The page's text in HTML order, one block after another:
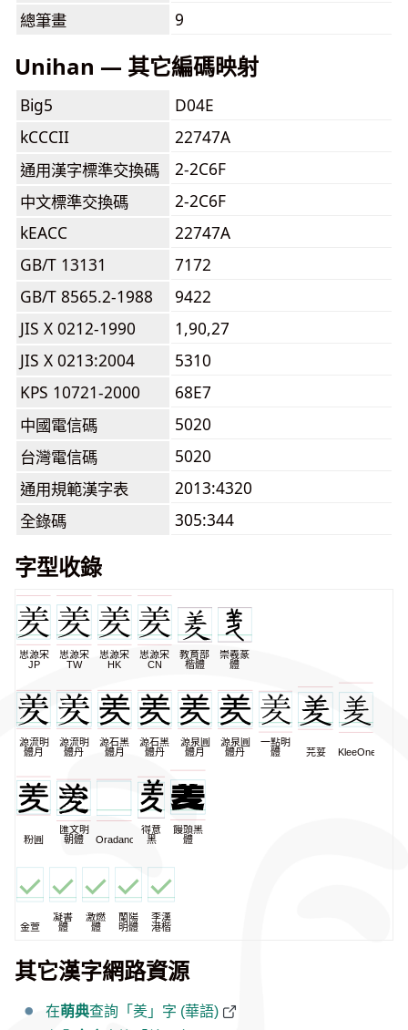
總筆畫
9
Unihan — 其它編碼映射
Big5
D04E
kCCCII
22747A
通用漢字標準交換碼
2-2C6F
中文標準交換碼
2-2C6F
kEACC
22747A
GB/T 13131
7172
GB/T 8565.2-1988
9422
JIS X 0212-1990
1,90,27
JIS X 0213:2004
5310
KPS 10721-2000
68E7
中國電信碼
5020
台灣電信碼
5020
通用規範漢字表
2013:4320
全錄碼
305:344
字型收錄
思源宋
JP
思源宋
TW
思源宋
HK
思源宋
CN
教育部
楷體
崇羲篆
體
源流明
體月
源流明
體丹
源石黑
體月
源石黑
體丹
源泉圓
體月
源泉圓
體丹
一點明
體
芫荽 KleeOne
粉圓
匯文明
朝體
Oradano
得意
黑
饅頭黑
體
金萱
凝書
體
激燃
體
蘭陽
明體
李漢
港楷
其它漢字網路資源
在萌典查詢「羑」字 (華語)